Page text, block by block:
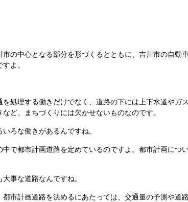
の中心となる部分を形づくるとともに、吉川市の自動
よ。
処理する働きだけでなく、道路の下には上下水道やガ
ど、まちづくりには欠かせないものなのです。
ろな働きがあるんですね。
で都市計画道路を定めているのですよ。都市計画につ
事な道路なんですね。
市計画道路を決めるにあたっては、交通量の予測や道